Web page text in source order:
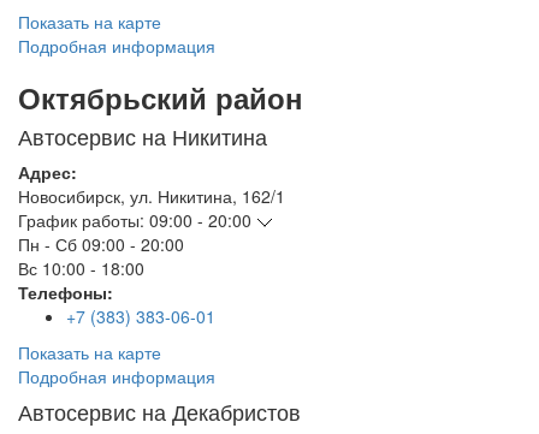
Показать на карте
Подробная информация
Октябрьский район
Автосервис на Никитина
Адрес:
Новосибирск, ул. Никитина, 162/1
График работы: 09:00 - 20:00
Пн - Сб 09:00 - 20:00
Вс 10:00 - 18:00
Телефоны:
+7 (383) 383-06-01
Показать на карте
Подробная информация
Автосервис на Декабристов